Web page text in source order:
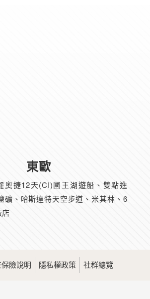
東歐
奧捷12天(CI)國王湖遊船、雙點進
礦、哈斯達特天空步道、米其林、6
險說明 隱私權政策 社群總覽